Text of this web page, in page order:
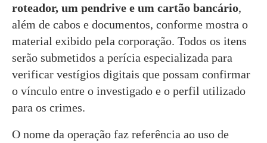
roteador, um pendrive e um cartão bancário,
além de cabos e documentos, conforme mostra o
material exibido pela corporação. Todos os itens
serão submetidos a perícia especializada para
verificar vestígios digitais que possam confirmar
o vínculo entre o investigado e o perfil utilizado
para os crimes.
O nome da operação faz referência ao uso de